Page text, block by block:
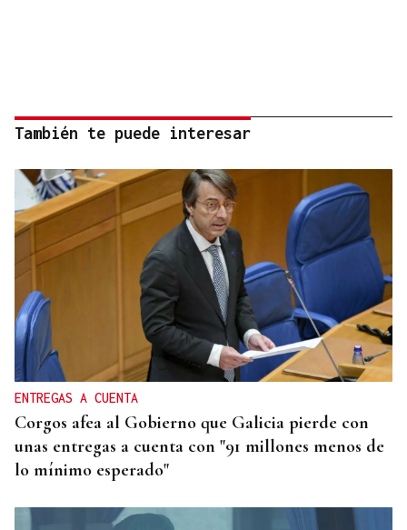
También te puede interesar
ENTREGAS A CUENTA
Corgos afea al Gobierno que Galicia pierde con
unas entregas a cuenta con "91 millones menos de
lo mínimo esperado"